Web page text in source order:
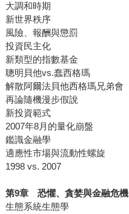
大調和時期
新世界秩序
風險、報酬與懲罰
投資民主化
新類型的指數基金
聰明貝他vs.蠢西格瑪
解散阿爾法貝他西格瑪兄弟會
再論隨機漫步假說
新投資範式
2007年8月的量化崩盤
鑑識金融學
適應性市場與流動性螺旋
1998 vs. 2007
第9章 恐懼、貪婪與金融危機
生態系統生態學